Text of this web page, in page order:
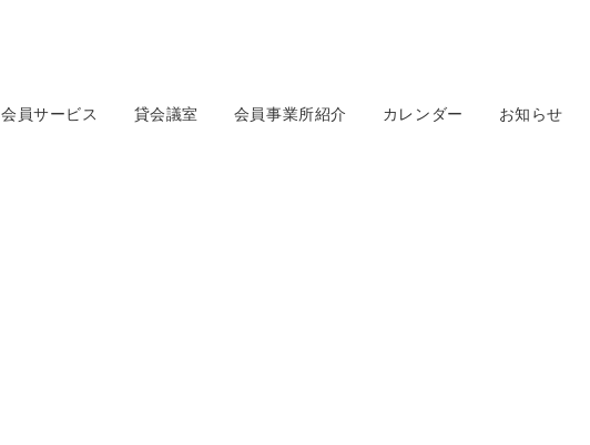
会員サービス 貸会議室 会員事業所紹介 カレンダー お知らせ